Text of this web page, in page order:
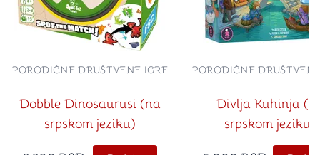
Dobble Dinosaurusi (na
srpskom jeziku)
PORODIČNE DRUŠTVENE IGRE
Divlja Kuhinja
srpskom jeziku)
PORODIČNE